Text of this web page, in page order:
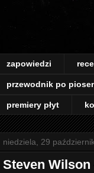
zapowiedzi
przewodnik po
premiery płyt
niedziela, 29
Steven Wilson